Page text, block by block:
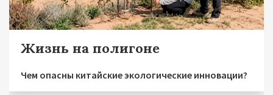
Жизнь на полигоне
Чем опасны китайские экологические инновации?